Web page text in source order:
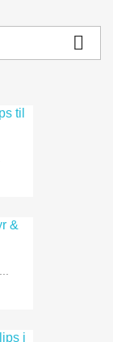
